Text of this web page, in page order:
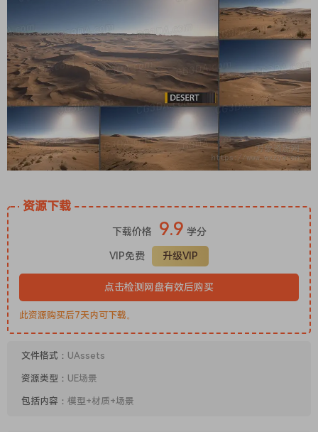
资源下载
下载价格 9.9 学分
VIP免费 升级VIP
点击检测网盘有效后购买
此资源购买后7天内可下载。
文件格式： UAssets
资源类型： UE场景
包括内容： 模型+材质+场景